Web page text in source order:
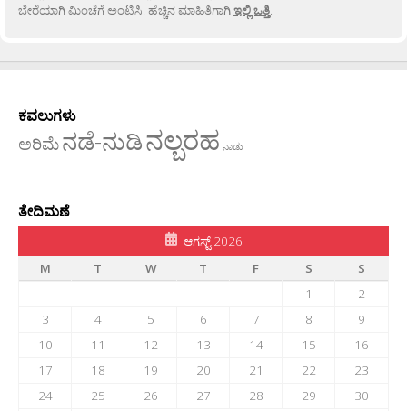
ಬೇರೆಯಾಗಿ ಮಿಂಚೆಗೆ ಅಂಟಿಸಿ. ಹೆಚ್ಚಿನ ಮಾಹಿತಿಗಾಗಿಇಲ್ಲಿ ಒತ್ತಿ
ಕವಲುಗಳು
ಅರಿಮೆನಡೆ-ನುಡಿನಲ್ಬರಹ ನಾಡು
ತೇದಿಮಣೆ
ಆಗಸ್ಟ್ 2026
M
T W T F S
S
1
2
3
4 5 6 7 8
9
10
11 12 13 14 15
16
17
18 19 20 21 22
23
24
25 26 27 28 29
30